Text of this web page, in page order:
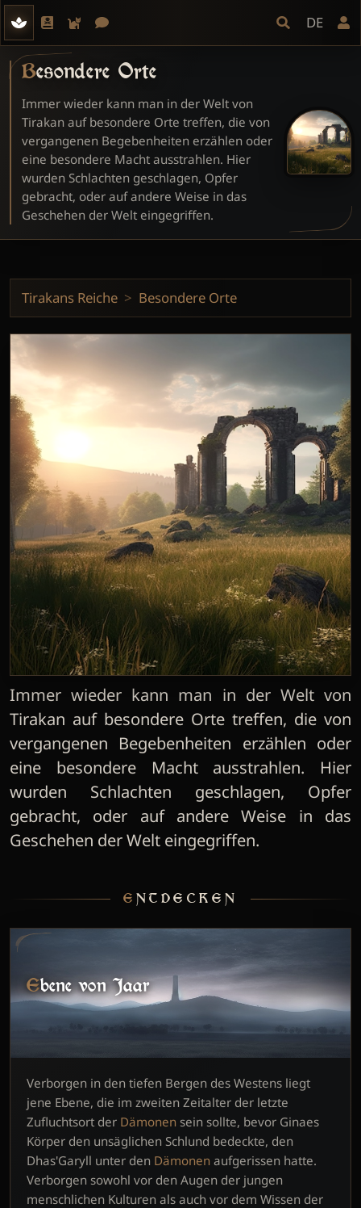
DE
Besondere Orte
Immer wieder kann man in der Welt von
Tirakan auf besondere Orte treffen, die von
vergangenen Begebenheiten erzählen oder
eine besondere Macht ausstrahlen. Hier
wurden Schlachten geschlagen, Opfer
gebracht, oder auf andere Weise in das
Geschehen der Welt eingegriffen.
Tirakans Reiche Besondere Orte
Immer wieder kann man in der Welt von
Tirakan auf besondere Orte treffen, die von
vergangenen Begebenheiten erzählen oder
eine besondere Macht ausstrahlen. Hier
wurden Schlachten geschlagen, Opfer
gebracht, oder auf andere Weise in das
Geschehen der Welt eingegriffen.
ENTDECKEN
Ebene von Jaar
Verborgen in den tiefen Bergen des Westens liegt
jene Ebene, die im zweiten Zeitalter der letzte
Zufluchtsort der Dämonen sein sollte, bevor Ginaes
Körper den unsäglichen Schlund bedeckte, den
Dhas'Garyll unter den Dämonen aufgerissen hatte.
Verborgen sowohl vor den Augen der jungen
menschlichen Kulturen als auch vor dem Wissen der